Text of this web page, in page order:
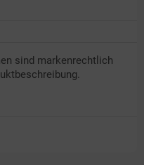
sind markenrechtlich